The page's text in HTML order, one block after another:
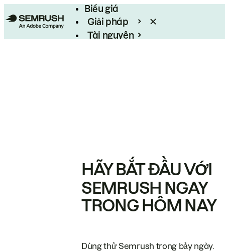
Biểu giá
Giải pháp
Tài nguyên
HÃY BẮT ĐẦU VỚI
SEMRUSH NGAY
TRONG HÔM NAY
Dùng thử Semrush trong bảy ngày.